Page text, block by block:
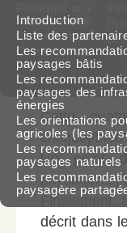
Meurthe-et-Moselle
Comment a été
Quels sont les
l’Atlas ?
Conclusion ... en
Introduction
Liste des
Les
paysages bâtis
Les
paysages des
énergies
Les orientations
agricoles (les
Les
paysages naturels
Les
paysagère
Cette
critique[/
Un point
paysagères[/
décrit dans